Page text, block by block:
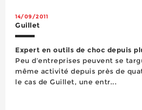
14/09/2011
Guillet
Expert en outils de choc depuis
Peu d’entreprises peuvent se
même activité depuis près de
le cas de Guillet, une entr...